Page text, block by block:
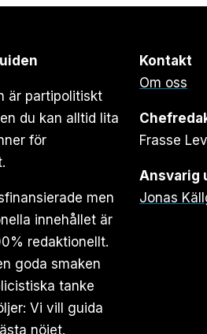
är partipolitiskt
du kan alltid lita
för
men
innehållet är
redaktionellt.
goda smaken
tanke
Vi vill guida
nöjet.
Kontakt
Om oss
Frasse
Ansvarig
Jonas